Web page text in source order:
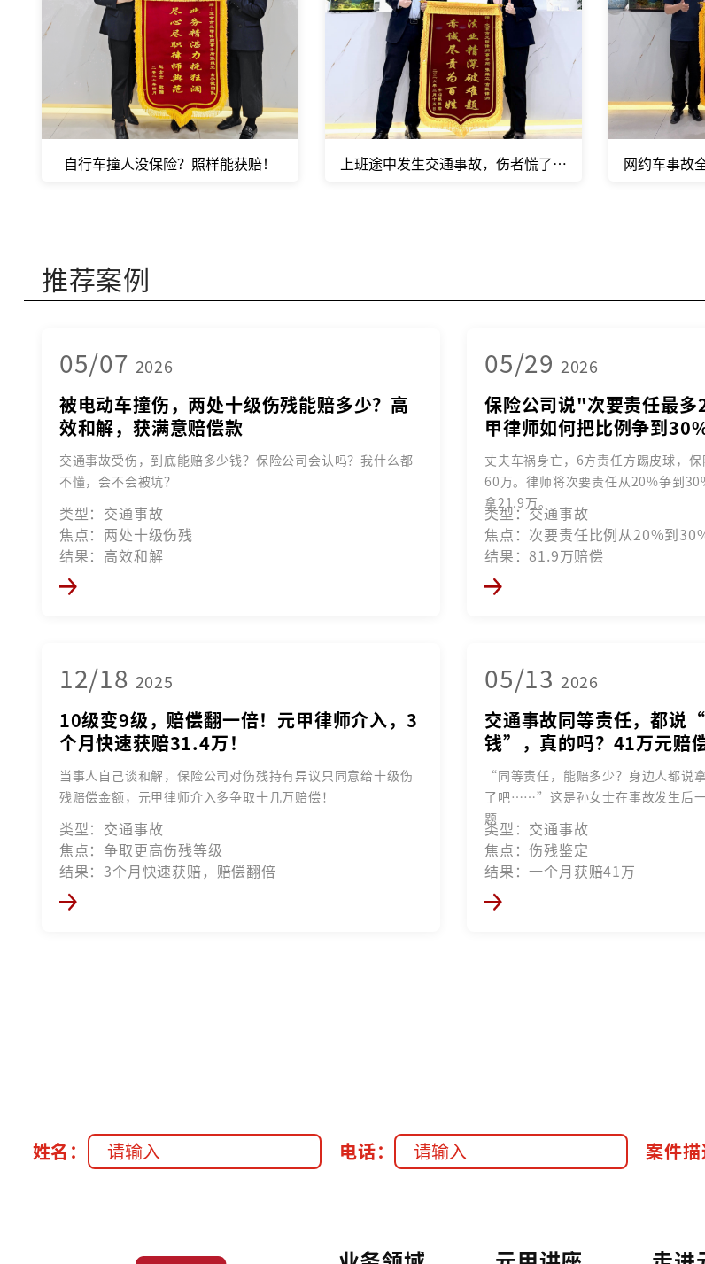
自行车撞人没保险？照样能获赔！ 上班途中发生交通事故，伤者慌了“这算工伤吗？公司认
网约车事故
推荐案例
05/07 2026
被电动车撞伤，两处十级伤残能赔多少？高
效和解，获满意赔偿款
交通事故受伤，到底能赔多少钱？保险公司会认吗？我什么都
不懂，会不会被坑？
类型：交通事故
焦点：两处十级伤残
结果：高效和解
05/29 2026
保险公司说"次要责任最
甲律师如何把比例争到
丈夫车祸身亡，6方责任方踢皮球，
60万。律师将次要责任从20%争到
拿21.9万。
类型：交通事故
焦点：次要责任比例从20%到
结果：81.9万赔偿
12/18 2025
10级变9级，赔偿翻一倍！元甲律师介入，3
个月快速获赔31.4万！
当事人自己谈和解，保险公司对伤残持有异议只同意给十级伤
残赔偿金额，元甲律师介入多争取十几万赔偿！
类型：交通事故
焦点：争取更高伤残等级
结果：3个月快速获赔，赔偿翻倍
05/13 2026
交通事故同等责任，都说
钱”，真的吗？41万元赔偿
“同等责任，能赔多少？身边人都说
了吧……”这是孙女士在事故发生后
题
类型：交通事故
焦点：伤残鉴定
结果：一个月获赔41万
姓名： 电话： 案件描